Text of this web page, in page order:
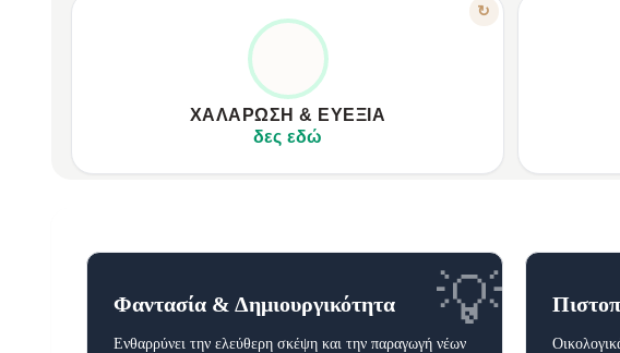
↻
ΧΑΛΆΡΩΣΗ & ΕΥΕΞΊΑ
δες εδώ
ΑΦΉΣΤΕ ΤΟ ΆΓΧΟΣ ΠΊΣΩ
Μειώνει το άγχος, προσφέρει ηρεμία.
Δημιουργική διαδικασία, πνευματική διαύγεια.
Μετατρέψτε τον χρόνο σε ψυχαγωγία.
💡
Φαντασία & Δημιουργικότητα
Ενθαρρύνει την ελεύθερη σκέψη και την παραγωγή νέων